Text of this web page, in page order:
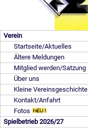
Verein
Startseite/Aktuelles
Ältere Meldungen
Mitglied werden/Satzung
Über uns
Kleine Vereinsgeschichte
Kontakt/Anfahrt
Fotos
Spielbetrieb 2026/27